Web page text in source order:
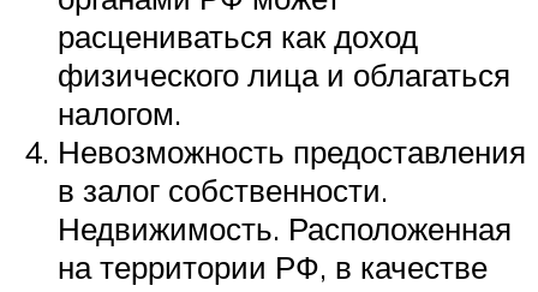
расцениваться как доход
физического лица и облагаться
налогом.
Невозможность предоставления
в залог собственности.
Недвижимость. Расположенная
на территории РФ, в качестве